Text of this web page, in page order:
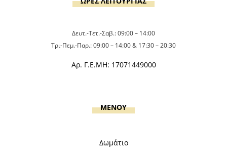
Δευτ.-Τετ.-Σαβ.: 09:00 – 14:00
Τρι-Πεμ.-Παρ.: 09:00 – 14:00 & 17:30 – 20:30
Αρ. Γ.Ε.ΜΗ: 17071449000
MENOY
Δωμάτιο